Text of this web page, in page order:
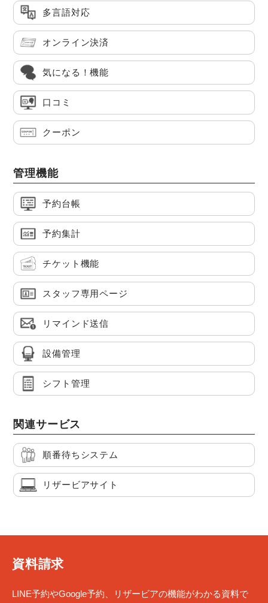
多言語対応
オンライン決済
気になる！機能
口コミ
クーポン
管理機能
予約台帳
予約集計
チケット機能
スタッフ専用ページ
リマインド送信
設備管理
シフト管理
関連サービス
順番待ちシステム
リザービアサイト
資料請求
LINE予約やGoogle予約、リザービアの機能がわかる資料で